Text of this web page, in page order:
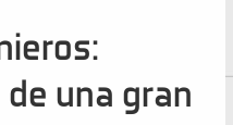
una gran